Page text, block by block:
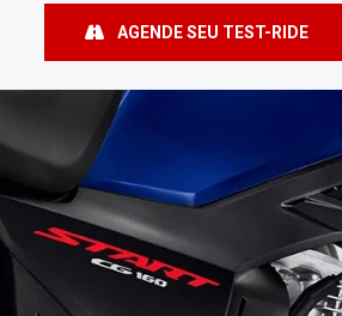
AGENDE SEU TEST-RIDE